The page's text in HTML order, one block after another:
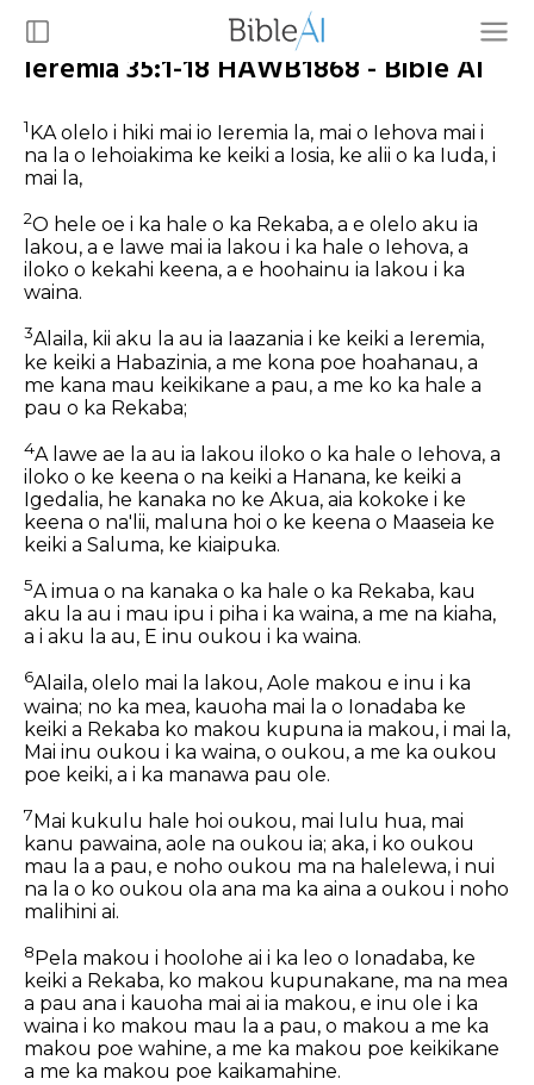
Ieremia 35:1-18 HAWB1868 - Bible AI
1KA olelo i hiki mai io Ieremia la, mai o Iehova mai i
na la o Iehoiakima ke keiki a Iosia, ke alii o ka Iuda, i
mai la,
2O hele oe i ka hale o ka Rekaba, a e olelo aku ia
lakou, a e lawe mai ia lakou i ka hale o Iehova, a
iloko o kekahi keena, a e hoohainu ia lakou i ka
waina.
3Alaila, kii aku la au ia Iaazania i ke keiki a Ieremia,
ke keiki a Habazinia, a me kona poe hoahanau, a
me kana mau keikikane a pau, a me ko ka hale a
pau o ka Rekaba;
4A lawe ae la au ia lakou iloko o ka hale o Iehova, a
iloko o ke keena o na keiki a Hanana, ke keiki a
Igedalia, he kanaka no ke Akua, aia kokoke i ke
keena o na'lii, maluna hoi o ke keena o Maaseia ke
keiki a Saluma, ke kiaipuka.
5A imua o na kanaka o ka hale o ka Rekaba, kau
aku la au i mau ipu i piha i ka waina, a me na kiaha,
a i aku la au, E inu oukou i ka waina.
6Alaila, olelo mai la lakou, Aole makou e inu i ka
waina; no ka mea, kauoha mai la o Ionadaba ke
keiki a Rekaba ko makou kupuna ia makou, i mai la,
Mai inu oukou i ka waina, o oukou, a me ka oukou
poe keiki, a i ka manawa pau ole.
7Mai kukulu hale hoi oukou, mai lulu hua, mai
kanu pawaina, aole na oukou ia; aka, i ko oukou
mau la a pau, e noho oukou ma na halelewa, i nui
na la o ko oukou ola ana ma ka aina a oukou i noho
malihini ai.
8 Pela makou i hoolohe ai i ka leo o Ionadaba, ke
keiki a Rekaba, ko makou kupunakane, ma na mea
a pau ana i kauoha mai ai ia makou, e inu ole i ka
waina i ko makou mau la a pau, o makou a me ka
makou poe wahine, a me ka makou poe keikikane
a me ka makou poe kaikamahine.